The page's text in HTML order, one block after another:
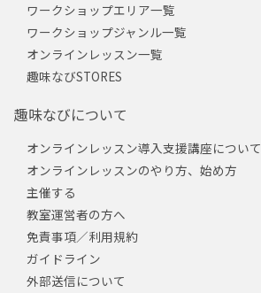
ワークショップエリア一覧
ワークショップジャンル一覧
オンラインレッスン一覧
趣味なびSTORES
趣味なびについて
オンラインレッスン導入支援講座について
オンラインレッスンのやり方、始め方
主催する
教室運営者の方へ
免責事項／利用規約
ガイドライン
外部送信について